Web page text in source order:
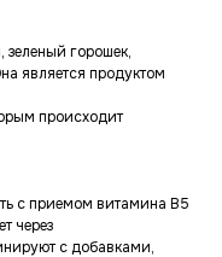
горошек,
является продуктом
происходит
с приемом витамина В5
через
с добавками,